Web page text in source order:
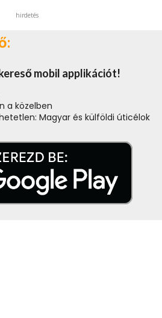
hirdetés
mobil applikációt!
a közelben
Magyar és külföldi úticélok